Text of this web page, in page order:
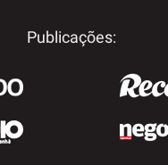
Publicações: